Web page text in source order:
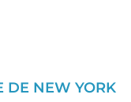
DE NEW YORK